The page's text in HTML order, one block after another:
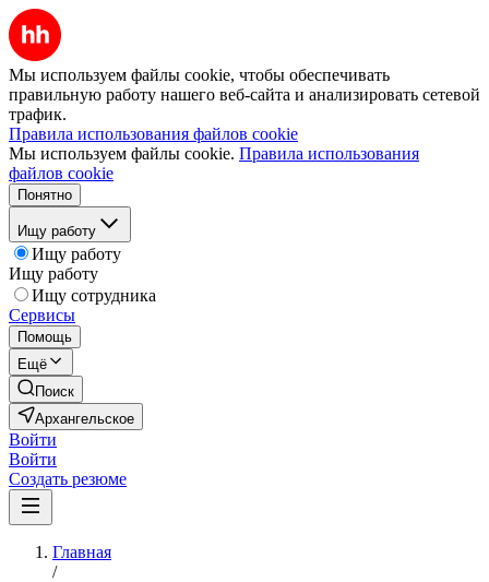
Мы используем файлы cookie, чтобы обеспечивать
правильную работу нашего веб-сайта и анализировать сетевой
трафик.
Правила использования файлов cookie
Мы используем файлы cookie. Правила использования
файлов cookie
Понятно
Ищу работу
Ищу работу
Ищу работу
Ищу сотрудника
Сервисы
Помощь
Ещё
Поиск
Архангельское
Войти
Войти
Создать резюме
Главная
/